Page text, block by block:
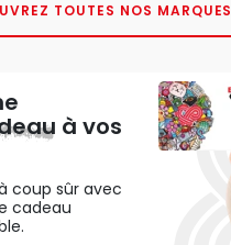
TOUTES NOS MARQUES
à vos
coup sûr avec
cadeau